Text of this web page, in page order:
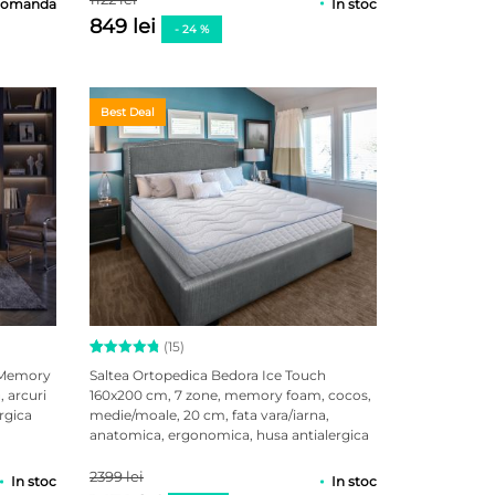
849 lei - 24 %
In stoc
arcuri
In stoc
Best Deal
Evaluat la
5 pe baza
a
15
evaluări
de la
(15)
Saltea Ortopedica Bedora Ice Touch
160x200 cm, 7 zone, memory foam, cocos,
medie/moale, 20 cm, fata vara/iarna,
anatomica, ergonomica, husa antialergica
2399 lei In stoc